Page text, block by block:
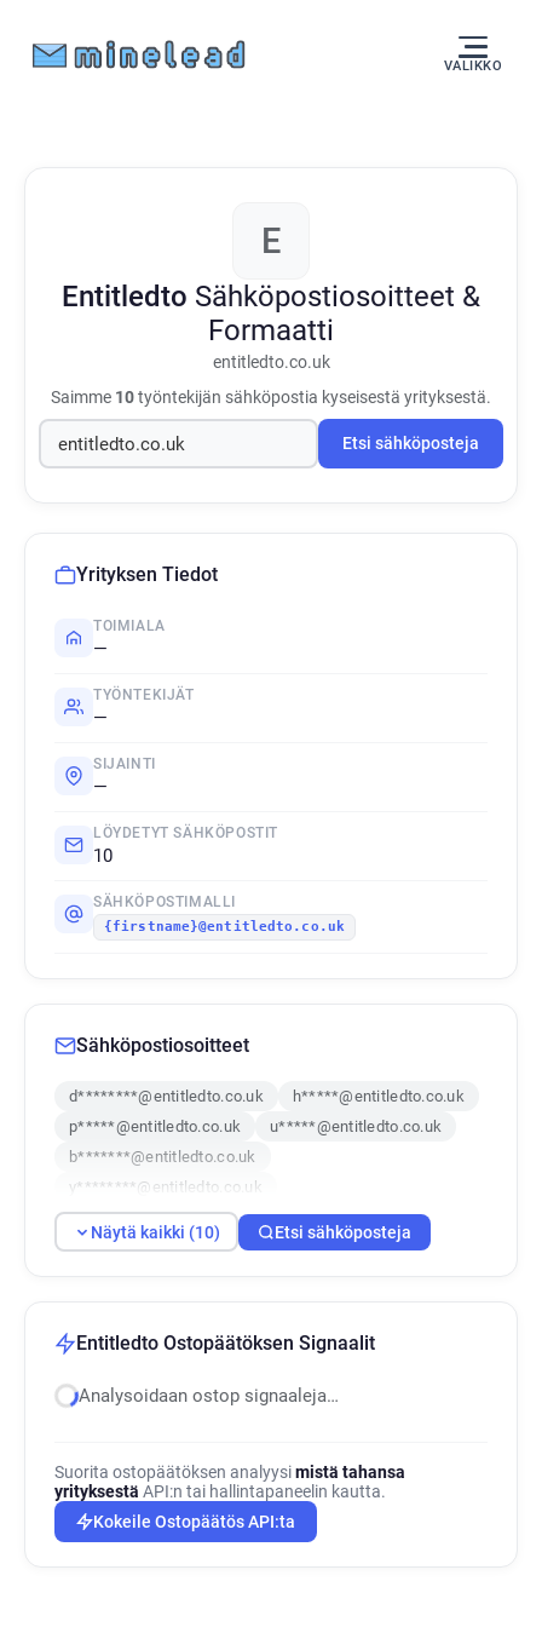
VALIKKO
E
Entitledto Sähköpostiosoitteet &
Formaatti
entitledto.co.uk
Saimme 10työntekijän sähköpostia kyseisestä yrityksestä.
Etsi sähköposteja
Yrityksen Tiedot
TOIMIALA
—
TYÖNTEKIJÄT
—
SIJAINTI
—
LÖYDETYT SÄHKÖPOSTIT
10
SÄHKÖPOSTIMALLI
{firstname}@entitledto.co.uk
Sähköpostiosoitteet
d********@entitledto.co.uk
h*****@entitledto.co.uk
p*****@entitledto.co.uk
u*****@entitledto.co.uk
b*******@entitledto.co.uk
y********@entitledto.co.uk
g**********@entitledto.co.uk
s******@entitledto.co.uk
Näytä kaikki (10) Etsi sähköposteja
Entitledto Ostopäätöksen Signaalit
Analysoidaan ostop signaaleja…
Suorita ostopäätöksen analyysimistä tahansa
yrityksestä API:n tai hallintapaneelin kautta.
Kokeile Ostopäätös API:ta